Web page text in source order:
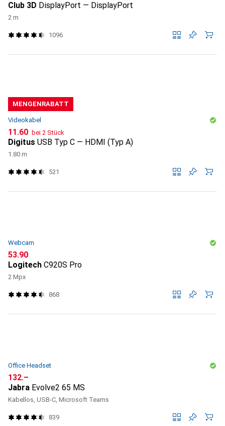
Club 3D DisplayPort — DisplayPort
2 m
1096
MENGENRABATT
Videokabel
CHF
11.60 bei 2 Stück
Digitus USB Typ C — HDMI (Typ A)
1.80 m
521
Webcam
CHF
53.90
Logitech C920S Pro
2 Mpx
868
Office Headset
CHF
132.–
Jabra Evolve2 65 MS
Kabellos, USB-C, Microsoft Teams
839